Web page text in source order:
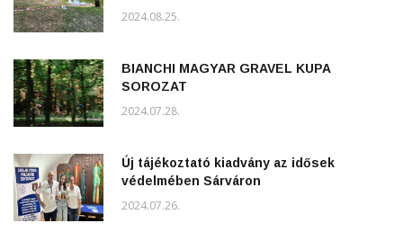
2024.08.25.
BIANCHI MAGYAR GRAVEL KUPA
SOROZAT
2024.07.28.
Új tájékoztató kiadvány az idősek
védelmében Sárváron
2024.07.26.